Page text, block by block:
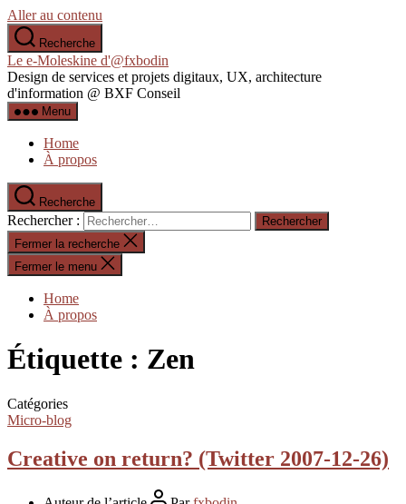
Aller au contenu
Recherche
Le e-Moleskine d'@fxbodin
Design de services et projets digitaux, UX, architecture
d'information @ BXF Conseil
Menu
Home
À propos
Recherche
Rechercher :
Fermer la recherche
Fermer le menu
Home
À propos
Étiquette : Zen
Catégories
Micro-blog
Creative on return? (Twitter 2007-12-26)